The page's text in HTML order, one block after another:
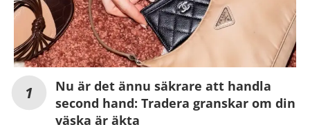
Nu är det ännu säkrare att handla
second hand: Tradera granskar om din
väska är äkta